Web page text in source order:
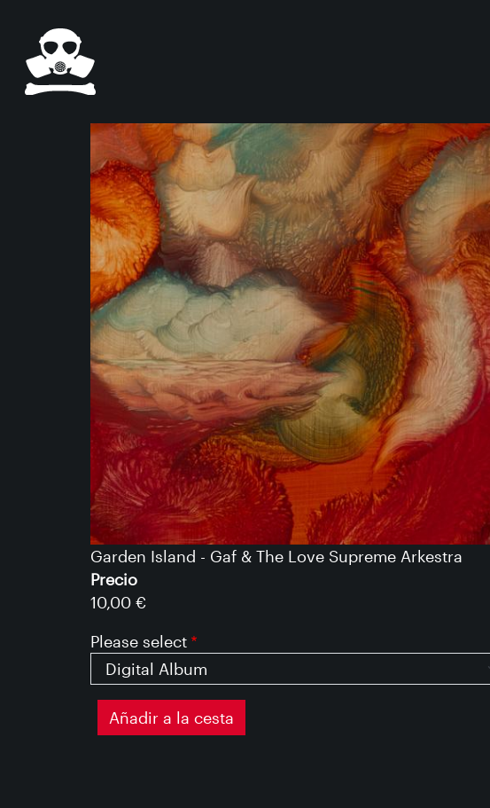
Garden Island - Gaf & The Love Supreme Arkestra
Precio
10,00 €
Please select